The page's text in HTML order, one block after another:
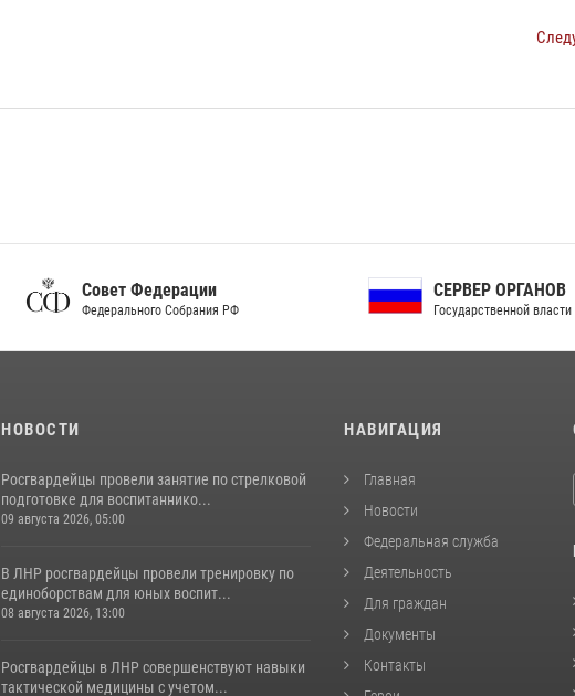
Совет Федерации
Федерального Собрания РФ
СЕРВЕР ОРГАНОВ
Государственной власти РФ
НОВОСТИ
Росгвардейцы провели занятие по стрелковой
подготовке для воспитаннико...
09 августа 2026, 05:00
В ЛНР росгвардейцы провели тренировку по
единоборствам для юных воспит...
08 августа 2026, 13:00
Росгвардейцы в ЛНР совершенствуют навыки
тактической медицины с учетом...
НАВИГАЦИЯ
Главная
Новости
Федеральная служба
Деятельность
Для граждан
Документы
Контакты